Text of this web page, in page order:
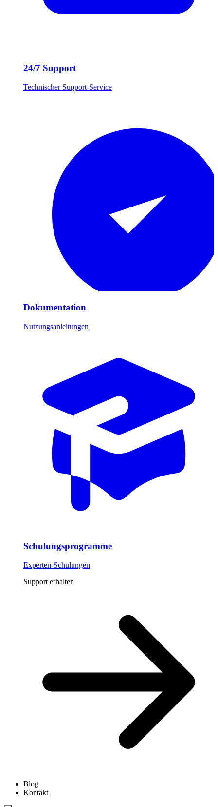
24/7 Support
Technischer Support-Service
Dokumentation
Nutzungsanleitungen
Schulungsprogramme
Experten-Schulungen
Support erhalten
Blog
Kontakt